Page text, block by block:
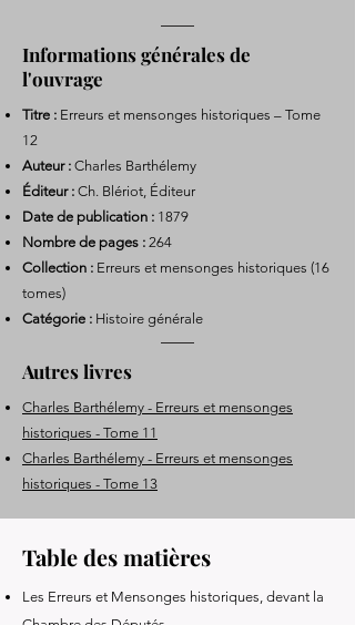
Informations générales de
l'ouvrage
Titre : Erreurs et mensonges historiques – Tome
12
Auteur : Charles Barthélemy
Éditeur : Ch. Blériot, Éditeur
Date de publication : 1879
Nombre de pages : 264
Collection : Erreurs et mensonges historiques (16
tomes)
Catégorie : Histoire générale
Autres livres
Charles Barthélemy - Erreurs et mensonges
historiques - Tome 11
Charles Barthélemy - Erreurs et mensonges
historiques - Tome 13
Table des matières
Les Erreurs et Mensonges historiques, devant la
Chambre des Députés